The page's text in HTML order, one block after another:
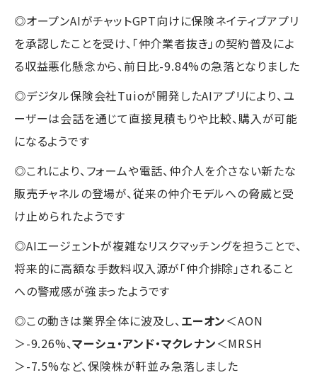
◎オープンAIがチャットGPT向けに保険ネイティブアプリ
を承認したことを受け、「仲介業者抜き」の契約普及によ
る収益悪化懸念から、前日比-9.84%の急落となりました
◎デジタル保険会社Tuioが開発したAIアプリにより、ユ
ーザーは会話を通じて直接見積もりや比較、購入が可能
になるようです
◎これにより、フォームや電話、仲介人を介さない新たな
販売チャネルの登場が、従来の仲介モデルへの脅威と受
け止められたようです
◎AIエージェントが複雑なリスクマッチングを担うことで、
将来的に高額な手数料収入源が「仲介排除」されること
への警戒感が強まったようです
◎この動きは業界全体に波及し、 エーオン＜AON
＞-9.26%、マーシュ・アンド・マクレナン＜MRSH
＞-7.5%など、保険株が軒並み急落しました